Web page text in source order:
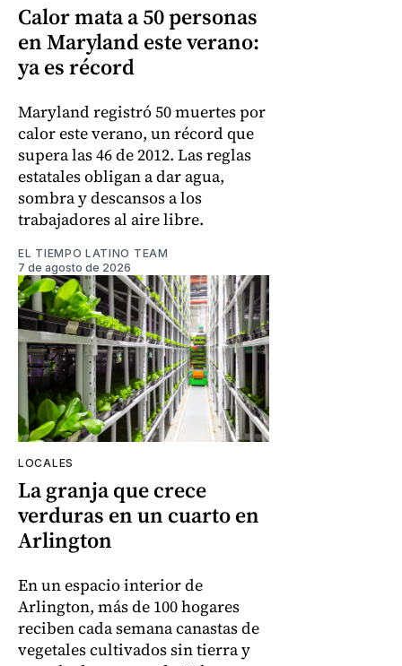
Calor mata a 50 personas
en Maryland este verano:
ya es récord
Maryland registró 50 muertes por
calor este verano, un récord que
supera las 46 de 2012. Las reglas
estatales obligan a dar agua,
sombra y descansos a los
trabajadores al aire libre.
EL TIEMPO LATINO TEAM
7 de agosto de 2026
LOCALES
La granja que crece
verduras en un cuarto en
Arlington
En un espacio interior de
Arlington, más de 100 hogares
reciben cada semana canastas de
vegetales cultivados sin tierra y